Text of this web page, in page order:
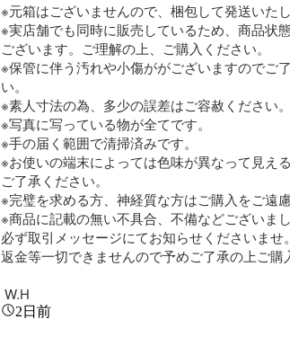
※元箱はございませんので、梱包して発送いたし
※実店舗でも同時に販売しているため、商品状
ございます。ご理解の上、ご購入ください。
※保管に伴う汚れや小傷ががございますのでご
い。
※素人寸法の為、多少の誤差はご容赦ください。
※写真に写っている物が全てです。
※手の届く範囲で清掃済みです。
※お使いの端末によっては色味が異なって見え
ご了承ください。
※完璧を求める方、神経質な方はご購入をご遠慮
※商品に記載の無い不具合、不備などございま
必ず取引メッセージにてお知らせくださいませ
返金等一切できませんので予めご了承の上ご購
W.H
2日前